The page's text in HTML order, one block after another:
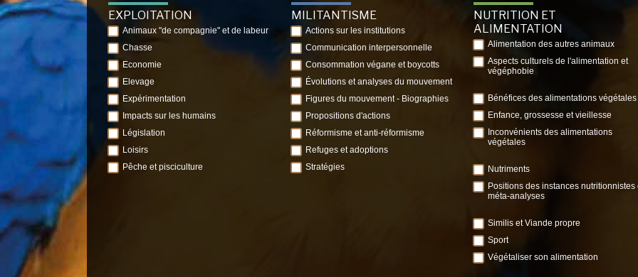
EXPLOITATION
Animaux "de compagnie" et de labeur
Chasse
Economie
Elevage
Expérimentation
Impacts sur les humains
Législation
Loisirs
Pêche et pisciculture
MILITANTISME
Actions sur les institutions
Communication interpersonnelle
Consommation végane et boycotts
Évolutions et analyses du mouvement
Figures du mouvement - Biographies
Propositions d'actions
Réformisme et anti-réformisme
Refuges et adoptions
Stratégies
NUTRITION ET
ALIMENTATION
Alimentation des autres animaux
Aspects culturels de l'alimentation et
végéphobie
Bénéfices des alimentations végétales
Enfance, grossesse et vieillesse
Inconvénients des alimentations
végétales
Nutriments
Positions des instances nutritionnistes
méta-analyses
Similis et Viande propre
Sport
Végétaliser son alimentation